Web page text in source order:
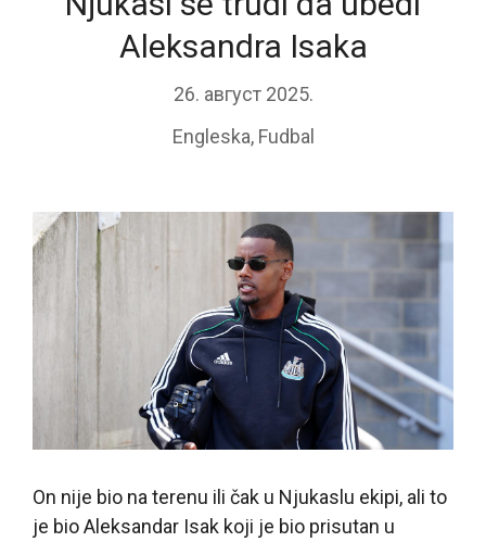
Aleksandra Isaka
26. август 2025.
Engleska, Fudbal
On nije bio na terenu ili čak u Njukaslu ekipi, ali to
je bio Aleksandar Isak koji je bio prisutan u